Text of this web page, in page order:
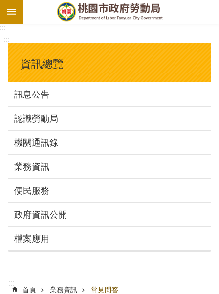
基
法
勞
資
會
庇
護
工
場
進
訊
息
公
識
:::
:::
資訊總覽
訊息公告
認識勞動局
機關通訊錄
業務資訊
便民服務
政府資訊公開
檔案應用
:::
首頁 業務資訊 常見問答